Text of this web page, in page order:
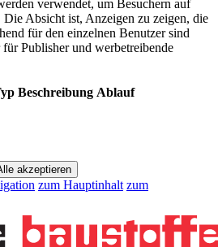
verwendet, um Besuchern auf
Die Absicht ist, Anzeigen zu zeigen, die
für den einzelnen Benutzer sind
Publisher und werbetreibende
Beschreibung Ablauf
akzeptieren
zum Hauptinhalt zum